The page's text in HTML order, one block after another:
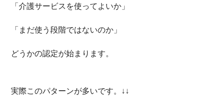
「介護サービスを使ってよいか」
「まだ使う段階ではないのか」
どうかの認定が始まります。
実際このパターンが多いです。↓↓